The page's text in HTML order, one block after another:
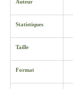
Auteur
Statistiques
Taille
Format